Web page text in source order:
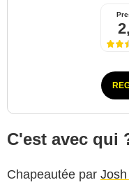
C'est avec qui
Chapeautée par